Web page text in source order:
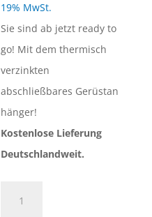
19% MwSt.
Sie sind ab jetzt ready to
go! Mit dem thermisch
verzinkten
abschließbares Gerüstan
hänger!
Kostenlose Lieferung
Deutschlandweit.